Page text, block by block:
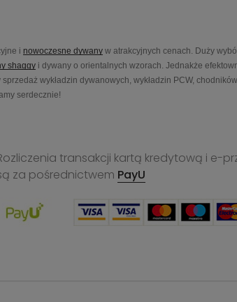
i nowoczesne dywany w atrakcyjnych cenach. Duży
shaggy i dywany o orientalnych wzorach. Jednakże
wykładzin dywanowych, wykładzin PCW,
serdecznie!
transakcji kartą kredytową i e-
za pośrednictwem PayU